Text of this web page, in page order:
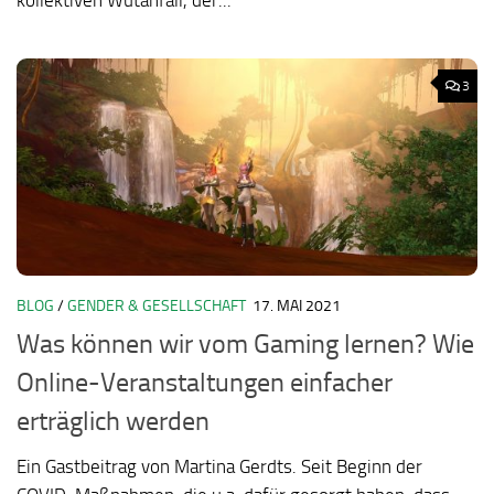
3
BLOG /GENDER & GESELLSCHAFT 17. MAI 2021
Was können wir vom Gaming lernen? Wie
Online-Veranstaltungen einfacher
erträglich werden
Ein Gastbeitrag von Martina Gerdts. Seit Beginn der